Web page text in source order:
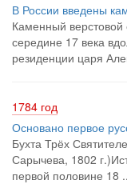
В России введены
Каменный верстовой
середине 17 века
резиденции царя
1784 год
Основано первое
Бухта Трёх
Сарычева, 1802
первой половине 18